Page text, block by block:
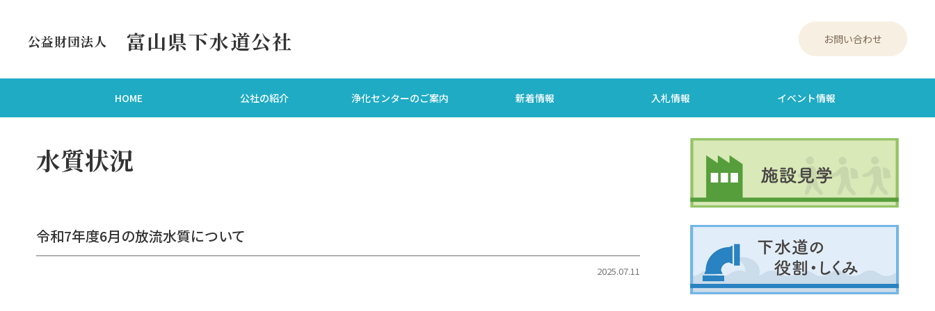
公益財団法人 富山県下水道公社 お問い合わせ
HOME 公社の紹介 浄化センターのご案内 新着情報 入札情報 イベント情報
水質状況
令和7年度6月の放流水質について
2025.07.11